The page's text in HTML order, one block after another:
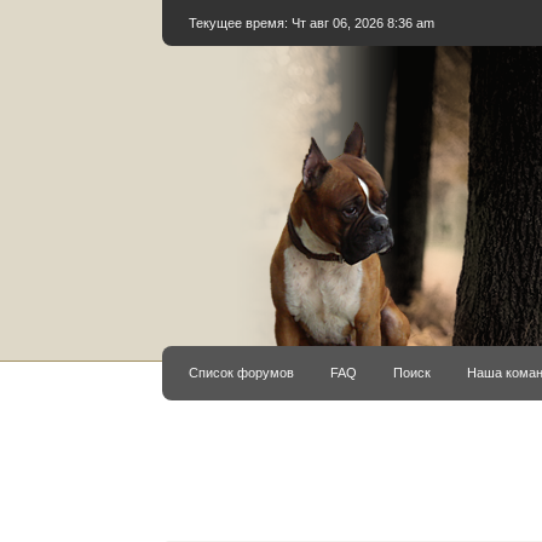
Текущее время: Чт авг 06, 2026 8:36 am
Список форумов FAQ Поиск Наша